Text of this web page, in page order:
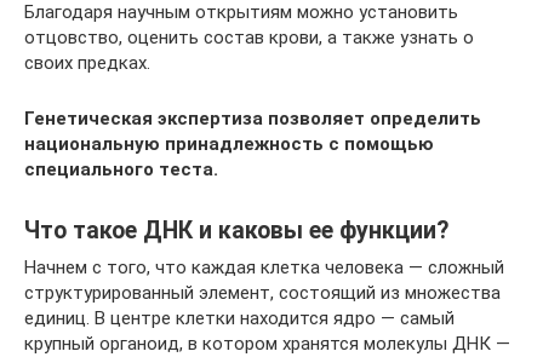
Благодаря научным открытиям можно установить
отцовство, оценить состав крови, а также узнать о
своих предках.
Генетическая экспертиза позволяет определить
национальную принадлежность с помощью
специального теста.
Что такое ДНК и каковы ее функции?
Начнем с того, что каждая клетка человека — сложный
структурированный элемент, состоящий из множества
единиц. В центре клетки находится ядро — самый
крупный органоид, в котором хранятся молекулы ДНК —